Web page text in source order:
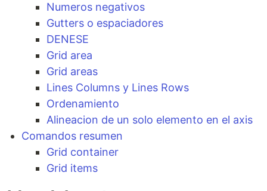
Numeros negativos
Gutters o espaciadores
DENESE
Grid area
Grid areas
Lines Columns y Lines Rows
Ordenamiento
Alineacion de un solo elemento en el axis
Comandos resumen
Grid container
Grid items